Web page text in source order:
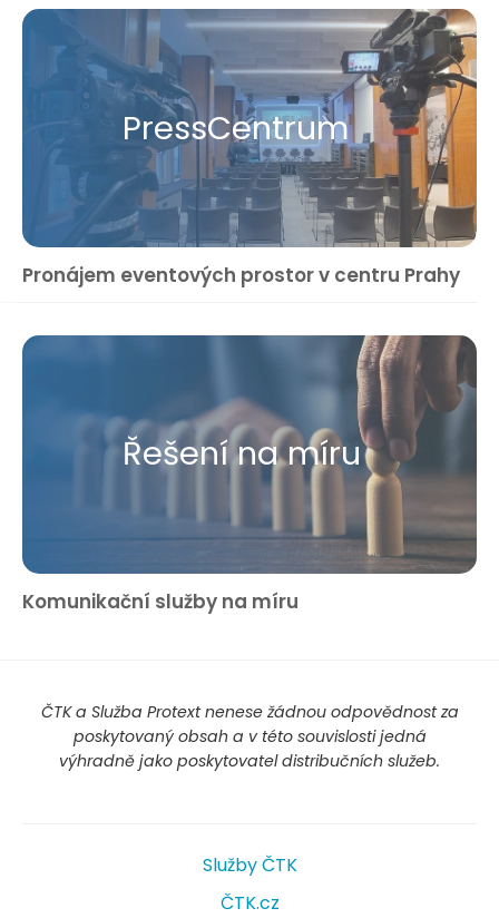
Press​Centrum
Pronájem eventových prostor v centru Prahy
Řešení na míru
Komunikační služby na míru
ČTK a Služba Protext nenese žádnou odpovědnost za
poskytovaný obsah a v této souvislosti jedná
výhradně jako poskytovatel distribučních služeb.
Služby ČTK
ČTK.cz